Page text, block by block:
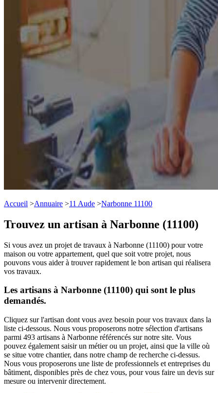
Accueil >Annuaire >11 Aude >Narbonne 11100
Trouvez un artisan à Narbonne (11100)
Si vous avez un projet de travaux à Narbonne (11100) pour votre
maison ou votre appartement, quel que soit votre projet, nous
pouvons vous aider à trouver rapidement le bon artisan qui réalisera
vos travaux.
Les artisans à Narbonne (11100) qui sont le plus
demandés.
Cliquez sur l'artisan dont vous avez besoin pour vos travaux dans la
liste ci-dessous. Nous vous proposerons notre sélection d'artisans
parmi 493 artisans à Narbonne référencés sur notre site. Vous
pouvez également saisir un métier ou un projet, ainsi que la ville où
se situe votre chantier, dans notre champ de recherche ci-dessus.
Nous vous proposerons une liste de professionnels et entreprises du
bâtiment, disponibles près de chez vous, pour vous faire un devis sur
mesure ou intervenir directement.